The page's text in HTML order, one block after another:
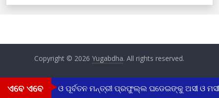
Copyright © 2026Yugabdha. All rights reserved.
ଏବେ ଏବେ
ଅଚ୍ୟୁତ ସାମନ୍ତ ଓ ପୂର୍ବତନ ମନ୍ତ୍ରୀ ପ୍ରଫୁଲ୍ଲ ଘଡେଇଙ୍କୁ ଅସୀ ଓ ମସୀ